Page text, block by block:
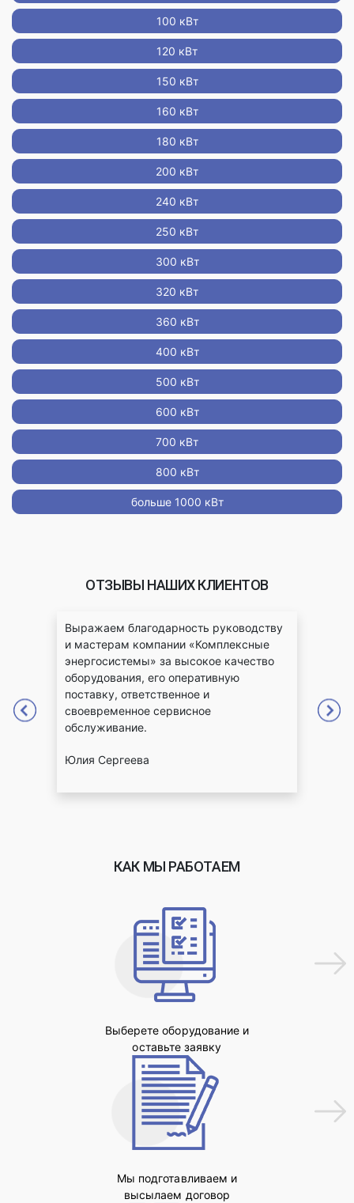
100 кВт
120 кВт
150 кВт
160 кВт
180 кВт
200 кВт
240 кВт
250 кВт
300 кВт
320 кВт
360 кВт
400 кВт
500 кВт
600 кВт
700 кВт
800 кВт
больше 1000 кВт
ОТЗЫВЫ НАШИХ КЛИЕНТОВ
Выражаем благодарность руководству
и мастерам компании «Комплексные
энергосистемы» за высокое качество
оборудования, его оперативную
поставку, ответственное и
своевременное сервисное
обслуживание.
Юлия Сергеева
КАК МЫ РАБОТАЕМ
Выберете оборудование и
оставьте заявку
Мы подготавливаем и
высылаем договор